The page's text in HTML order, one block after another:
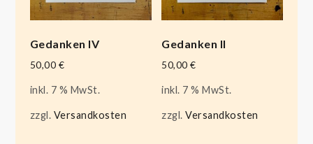
Gedanken IV
50,00 €
inkl. 7 % MwSt.
zzgl. Versandkosten
Gedanken II
50,00€
inkl. 7 % MwSt.
zzgl.Versandkosten